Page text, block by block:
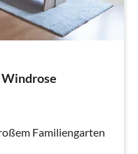
Familiengarten